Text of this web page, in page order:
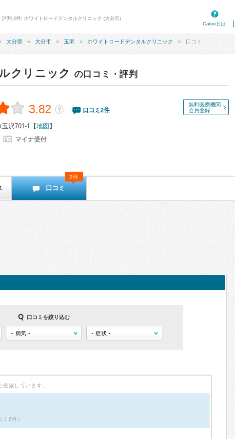
判 2件: ホワイトロードデンタルクリニック (大分市)
Calooとは
大分県 大分市 玉沢 ホワイトロードデンタルクリニック 口コミ
クリニック の口コミ・評判
無料医療機関
会員登録
3.82 ？ 口コミ 2件
玉沢701-1 【地図 】
マイナ受付
口コミ
2件
口コミを絞り込む
票しています。
2件）